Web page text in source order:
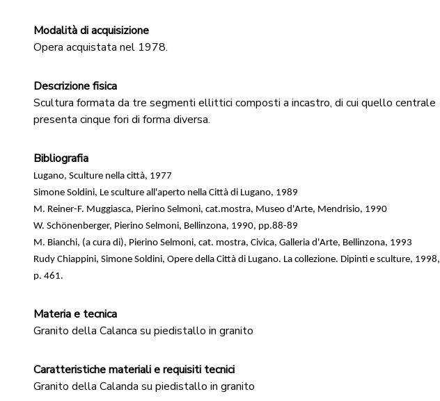
Modalità di acquisizione
Opera acquistata nel 1978.
Descrizione fisica
Scultura formata da tre segmenti ellittici composti a incastro, di cui quello centrale
presenta cinque fori di forma diversa.
Bibliografia
Lugano, Sculture nella città, 1977
Simone Soldini, Le sculture all'aperto nella Città di Lugano, 1989
M. Reiner-F. Muggiasca, Pierino Selmoni, cat.mostra, Museo d'Arte, Mendrisio, 1990
W. Schönenberger, Pierino Selmoni, Bellinzona, 1990, pp.88-89
M. Bianchi, (a cura di), Pierino Selmoni, cat. mostra, Civica, Galleria d'Arte, Bellinzona, 1993
Rudy Chiappini, Simone Soldini, Opere della Città di Lugano. La collezione. Dipinti e sculture, 1998,
p. 461.
Materia e tecnica
Granito della Calanca su piedistallo in granito
Caratteristiche materiali e requisiti tecnici
Granito della Calanda su piedistallo in granito